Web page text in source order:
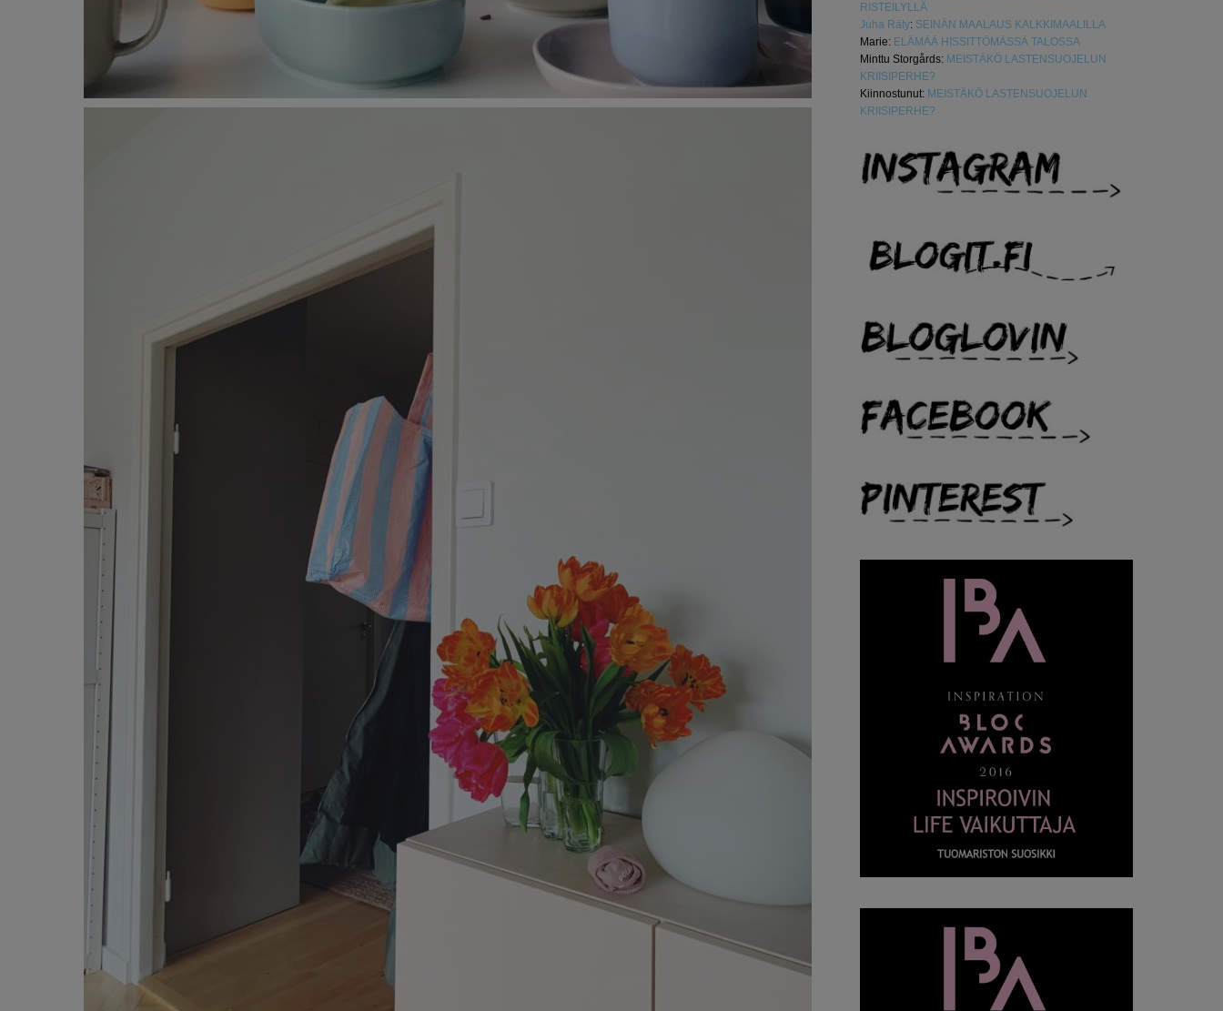
RISTEILYLLÄ
Juha Räty: SEINÄN MAALAUS KALKKIMAALILLA
Marie: ELÄMÄÄ HISSITTÖMÄSSÄ TALOSSA
Minttu Storgårds: MEISTÄKÖ LASTENSUOJELUN
KRIISIPERHE?
Kiinnostunut: MEISTÄKÖ LASTENSUOJELUN
KRIISIPERHE?